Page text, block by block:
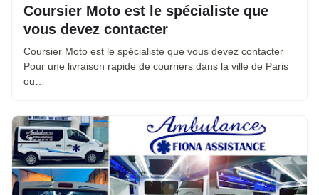
Coursier Moto est le spécialiste que
vous devez contacter
Coursier Moto est le spécialiste que vous devez contacter
Pour une livraison rapide de courriers dans la ville de Paris
ou…